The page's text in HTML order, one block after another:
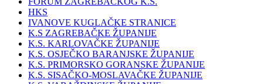
HKS
IVANOVE KUGLAČKE STRANICE
K.S ZAGREBAČKE ŽUPANIJE
K.S. KARLOVAČKE ŽUPANIJE
K.S. OSJEČKO BARANJSKE ŽUPANIJE
K.S. PRIMORSKO GORANSKE ŽUPANIJE
K.S. SISAČKO-MOSLAVAČKE ŽUPANIJE